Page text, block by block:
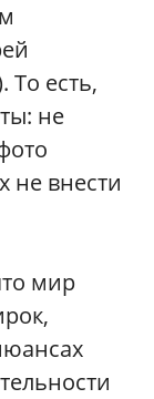
То есть,
не
не внести
мир